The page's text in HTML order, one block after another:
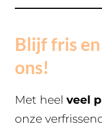
Blijf fris
ons!
Met heel veel
onze